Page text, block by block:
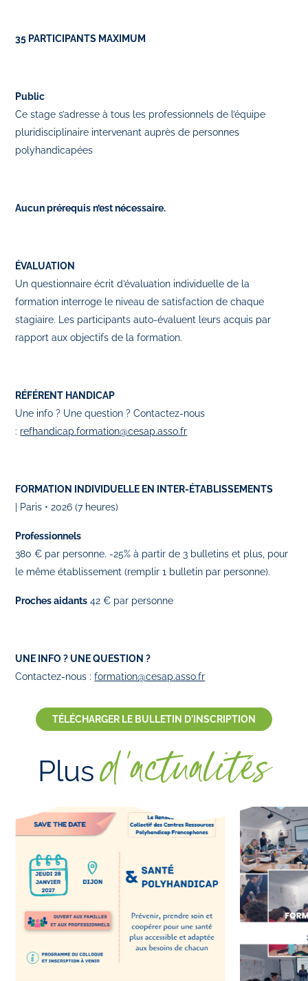
35 PARTICIPANTS MAXIMUM
Public
Ce stage s’adresse à tous les professionnels de l’équipe
pluridisciplinaire intervenant auprès de personnes
polyhandicapées
Aucun prérequis n’est nécessaire.
ÉVALUATION
Un questionnaire écrit d’évaluation individuelle de la
formation interroge le niveau de satisfaction de chaque
stagiaire. Les participants auto-évaluent leurs acquis par
rapport aux objectifs de la formation.
RÉFÉRENT HANDICAP
Une info ? Une question ? Contactez-nous
: refhandicap.formation@cesap.asso.fr
FORMATION INDIVIDUELLE EN INTER-ÉTABLISSEMENTS
| Paris • 2026 (7 heures)
Professionnels
380 € par personne. -25% à partir de 3 bulletins et plus, pour
le même établissement (remplir 1 bulletin par personne).
Proches aidants 42 € par personne
UNE INFO ? UNE QUESTION ?
Contactez-nous :formation@cesap.asso.fr
TÉLÉCHARGER LE BULLETIN D'INSCRIPTION
Plusd'actualités